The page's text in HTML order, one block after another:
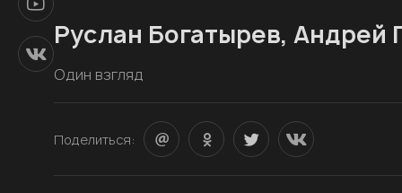
Руслан Богатырев, Андрей
Один взгляд
Поделиться: